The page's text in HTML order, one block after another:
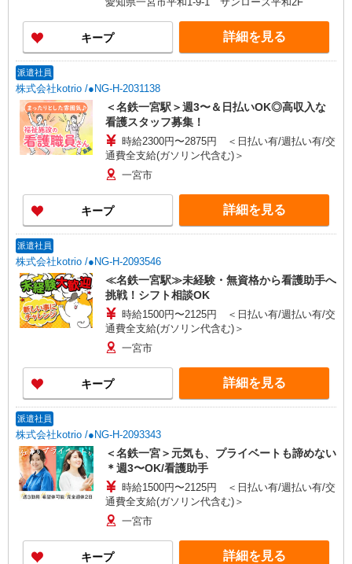
キープ 詳細を見る
派遣社員
株式会社kotrio /●NG-H-2031138
＜名鉄一宮駅＞週3〜＆日払いOK◎高収入な
看護スタッフ募集！
時給2300円〜2875円 ＜日払い有/週払い有/交
通費全支給(ガソリン代含む)＞
一宮市
キープ 詳細を見る
派遣社員
株式会社kotrio /●NG-H-2093546
≪名鉄一宮駅≫未経験・無資格から看護助手へ
挑戦！シフト相談OK
時給1500円〜2125円 ＜日払い有/週払い有/交
通費全支給(ガソリン代含む)＞
一宮市
キープ 詳細を見る
派遣社員
株式会社kotrio /●NG-H-2093343
＜名鉄一宮＞元気も、プライベートも諦めない
＊週3〜OK/看護助手
時給1500円〜2125円 ＜日払い有/週払い有/交
通費全支給(ガソリン代含む)＞
一宮市
キープ 詳細を見る